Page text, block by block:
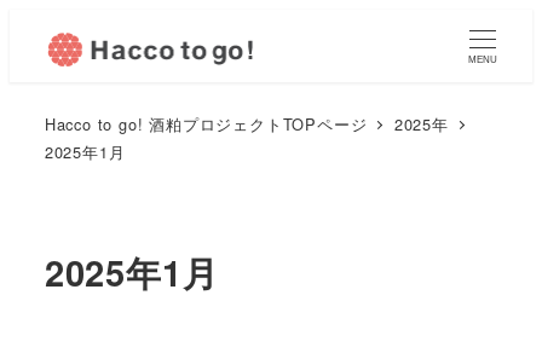
MENU
Hacco to go! 酒粕プロジェクトTOPページ
2025年
2025年1月
2025年1月